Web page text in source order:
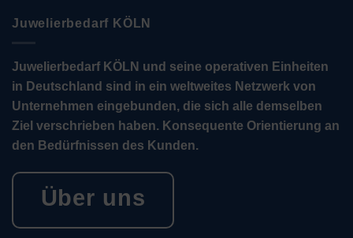
Juwelierbedarf KÖLN
Juwelierbedarf KÖLN und seine operativen Einheiten
in Deutschland sind in ein weltweites Netzwerk von
Unternehmen eingebunden, die sich alle demselben
Ziel verschrieben haben. Konsequente Orientierung an
den Bedürfnissen des Kunden.
Über uns